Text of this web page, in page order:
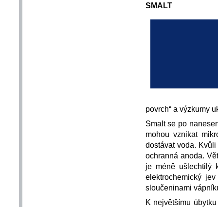
SMALT
povrch“ a výzkumy
Smalt se po
mohou vznikat
dostávat voda.
ochranná anoda.
je méně ušlechtilý
elektrochemický
sloučeninami
K největšímu